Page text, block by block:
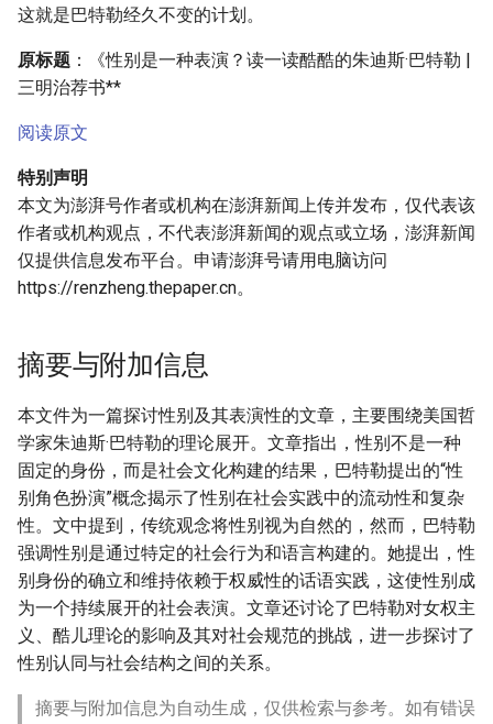
这就是巴特勒经久不变的计划。
原标题 ：《性别是一种表演？读一读酷酷的朱迪斯·巴特勒 |
三明治荐书**
阅读原文
特别声明
本文为澎湃号作者或机构在澎湃新闻上传并发布，仅代表该
作者或机构观点，不代表澎湃新闻的观点或立场，澎湃新闻
仅提供信息发布平台。申请澎湃号请用电脑访问
https://renzheng.thepaper.cn。
摘要与附加信息
本文件为一篇探讨性别及其表演性的文章，主要围绕美国哲
学家朱迪斯·巴特勒的理论展开。文章指出，性别不是一种
固定的身份，而是社会文化构建的结果，巴特勒提出的“性
别角色扮演”概念揭示了性别在社会实践中的流动性和复杂
性。文中提到，传统观念将性别视为自然的，然而，巴特勒
强调性别是通过特定的社会行为和语言构建的。她提出，性
别身份的确立和维持依赖于权威性的话语实践，这使性别成
为一个持续展开的社会表演。文章还讨论了巴特勒对女权主
义、酷儿理论的影响及其对社会规范的挑战，进一步探讨了
性别认同与社会结构之间的关系。
摘要与附加信息为自动生成，仅供检索与参考。如有错误